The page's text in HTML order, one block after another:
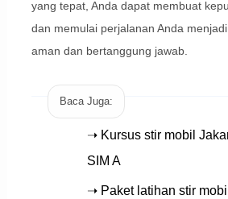
yang tepat, Anda dapat membuat
dan memulai perjalanan Anda
aman dan bertanggung jawab.
Baca Juga:
➝ Kursus stir mobil
SIM A
➝ Paket latihan stir